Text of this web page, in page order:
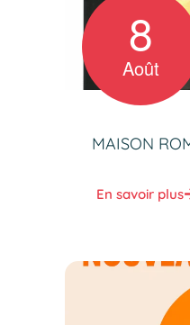
8
Août
MAISON
En savoir plus